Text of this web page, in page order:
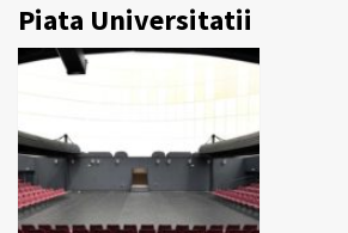
Piata Universitatii